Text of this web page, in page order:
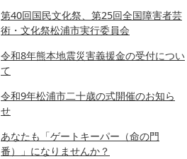
第40回国民文化祭、第25回全国障害者芸
術・文化祭松浦市実行委員会
令和8年熊本地震災害義援金の受付につい
て
令和9年松浦市二十歳の式開催のお知ら
せ
あなたも「ゲートキーパー（命の門
番）」になりませんか？